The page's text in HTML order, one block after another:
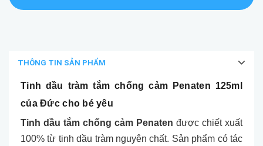
THÔNG TIN SẢN PHẨM
Tinh dầu tràm tắm chống cảm Penaten 125ml
của Đức cho bé yêu
Tinh dầu tắm chống cảm Penaten được chiết xuất
100% từ tinh dầu tràm nguyên chất. Sản phẩm có tác